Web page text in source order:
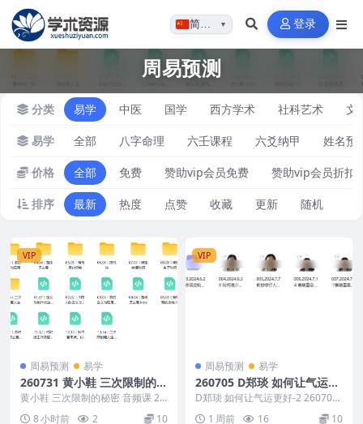
简体…▼ 登录
周易预测
分类 易学 中医 国学 西方学术 社科艺术 文
易学 全部 八字命理 六壬课程 六爻纳甲 姓名预
价格 全部 免费 赞助vip会员免费 赞助vip会员折扣
排序 最新 热度 点赞 收藏 更新 随机
VIP
周易预测 易学
260731 黄小鞋 三次限制的秘
密 音频课
黄小鞋 三次限制的秘密 音频课 26
0731 以下内容为整理的相关资料
8 小时前 2 10
VIP
周易预测 易学
260705 D郑琰 如何让气运更
好-2
D郑琰 如何让气运更好-2 260705
260705 D郑琰 如何让气运更好-...
1 周前 16 10